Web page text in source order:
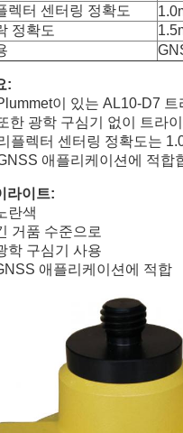
렉터 센터링 정확도
정확도
:
이 있는 AL10-D7
한 광학 구심기 없이 트라
플렉터 센터링 정확도는
애플리케이션에 적합
라이트:
란색
거품 수준으로
학 구심기 사용
애플리케이션에 적합